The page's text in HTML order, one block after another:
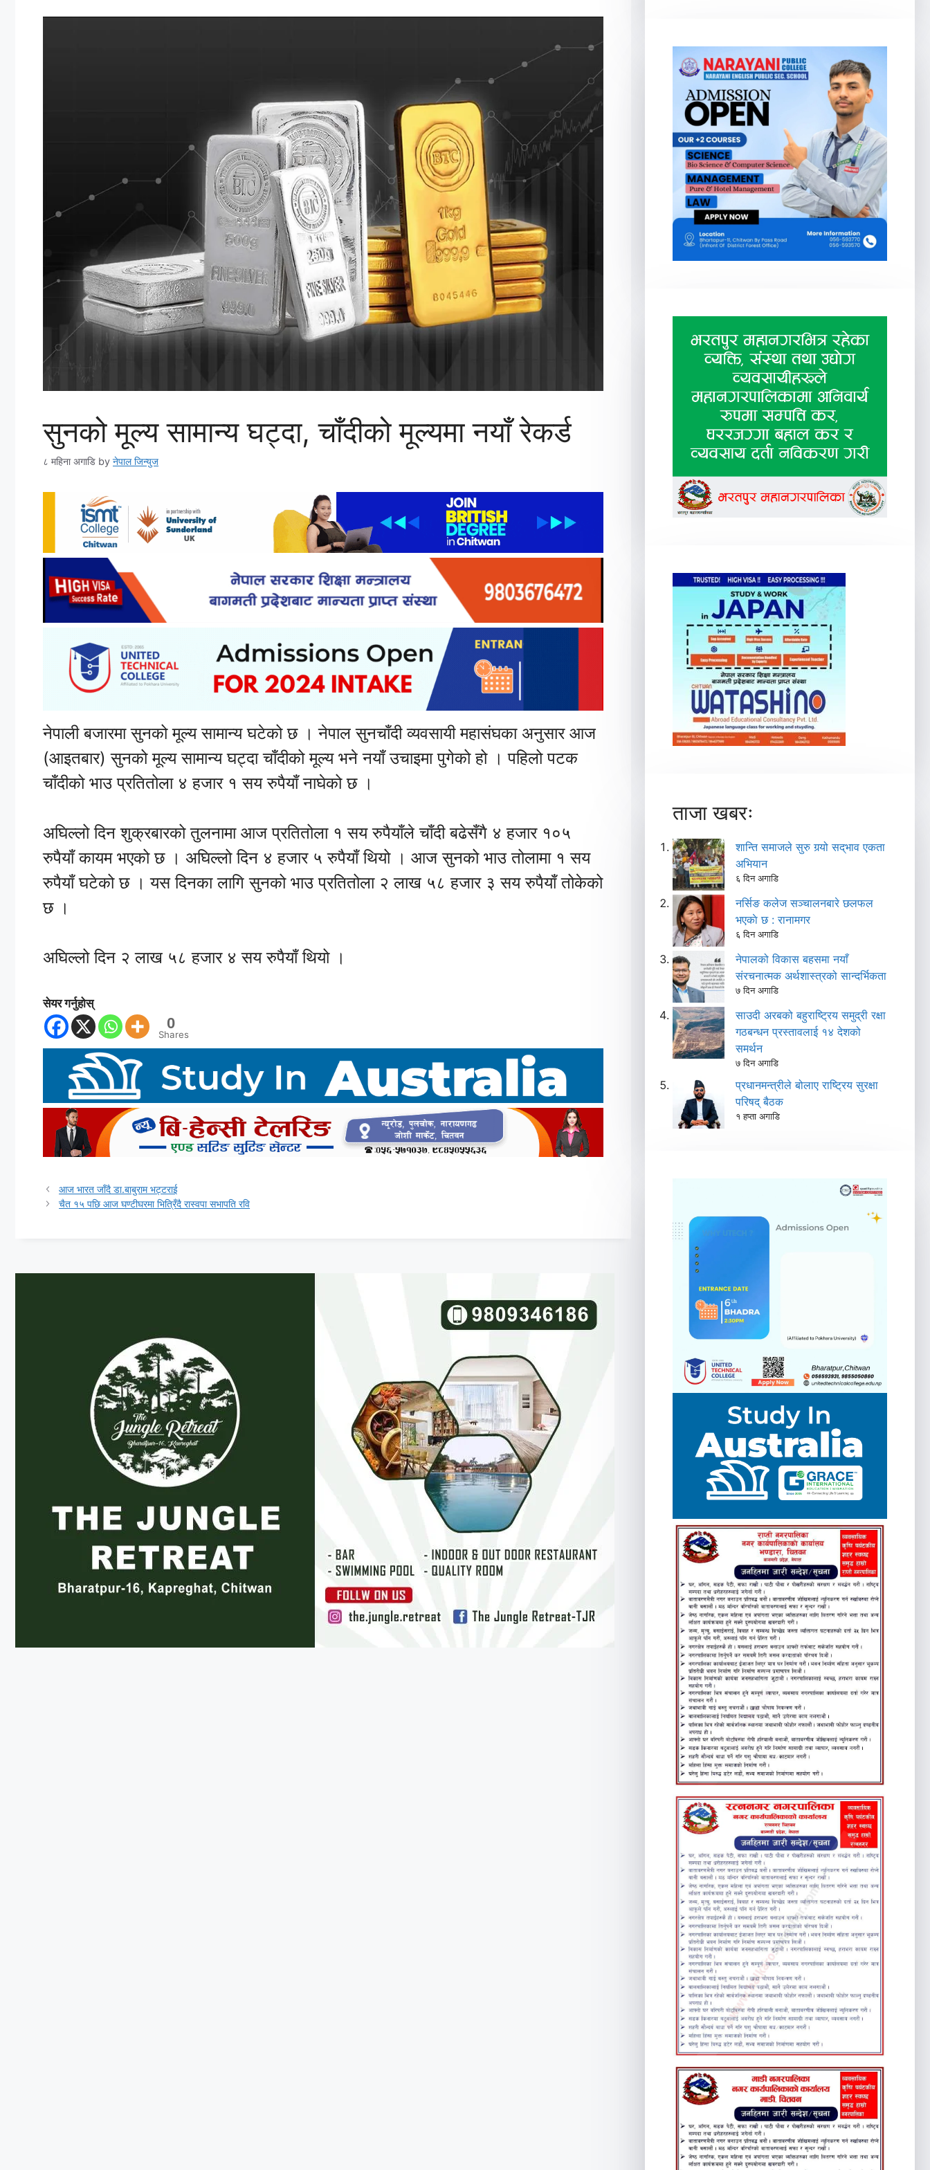
सुनको मूल्य सामान्य घट्दा, चाँदीको मूल्यमा नयाँ रेकर्ड
८ महिना अगाडि by नेपाल जिन्युज
नेपाली बजारमा सुनको मूल्य सामान्य घटेको छ । नेपाल सुनचाँदी व्यवसायी महासंघका अनुसार आज
(आइतबार) सुनको मूल्य सामान्य घट्दा चाँदीको मूल्य भने नयाँ उचाइमा पुगेको हो । पहिलो पटक
चाँदीको भाउ प्रतितोला ४ हजार १ सय रुपैयाँ नाघेको छ ।
अघिल्लो दिन शुक्रबारको तुलनामा आज प्रतितोला १ सय रुपैयाँले चाँदी बढेसँगै ४ हजार १०५
रुपैयाँ कायम भएको छ । अघिल्लो दिन ४ हजार ५ रुपैयाँ थियो । आज सुनको भाउ तोलामा १ सय
रुपैयाँ घटेको छ । यस दिनका लागि सुनको भाउ प्रतितोला २ लाख ५८ हजार ३ सय रुपैयाँ तोकेको
छ ।
अघिल्लो दिन २ लाख ५८ हजार ४ सय रुपैयाँ थियो ।
सेयर गर्नुहोस्
0
Shares
आज भारत जाँदै डा.बाबुराम भट्टराई
चैत १५ पछि आज घण्टीघरमा भित्रिँदै रास्वपा सभापति रवि
ताजा खबरः
शान्ति समाजले सुरु गर्‍यो सद्‌भाव एकता
अभियान
६ दिन अगाडि
नर्सिङ कलेज सञ्चालनबारे छलफल
भएकाे छ : रानामगर
६ दिन अगाडि
नेपालको विकास बहसमा नयाँ
संरचनात्मक अर्थशास्त्रको सान्दर्भिकता
७ दिन अगाडि
साउदी अरबको बहुराष्ट्रिय समुद्री रक्षा
गठबन्धन प्रस्तावलाई १४ देशको
समर्थन
७ दिन अगाडि
प्रधानमन्त्रीले बोलाए राष्ट्रिय सुरक्षा
परिषद् बैठक
१ हप्ता अगाडि